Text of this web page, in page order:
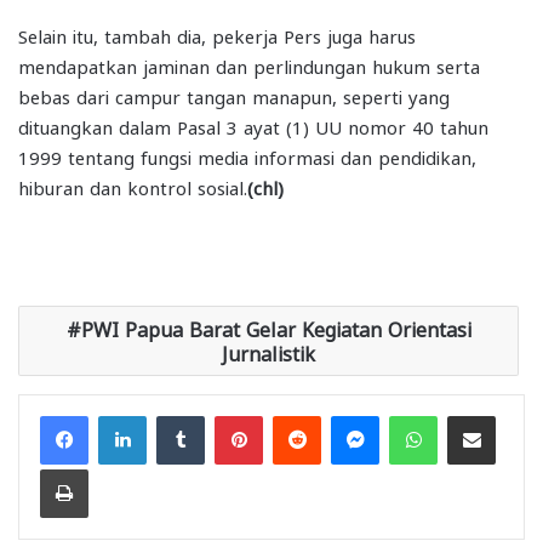
Selain itu, tambah dia, pekerja Pers juga harus
mendapatkan jaminan dan perlindungan hukum serta
bebas dari campur tangan manapun, seperti yang
dituangkan dalam Pasal 3 ayat (1) UU nomor 40 tahun
1999 tentang fungsi media informasi dan pendidikan,
hiburan dan kontrol sosial. (chl)
PWI Papua Barat Gelar Kegiatan Orientasi
Jurnalistik
FacebookLinkedInTumblr PinterestReddit MessengerWhatsAppShare via Email
Print